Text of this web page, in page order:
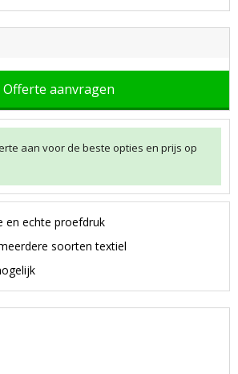
Offerte aanvragen
aan voor de beste opties en prijs op
en echte proefdruk
soorten textiel